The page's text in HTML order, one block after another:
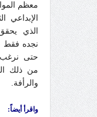
معظم
الذي
نجده فقط
حتى
من ذلك
والرأفة.
واقرأ أيضاً: